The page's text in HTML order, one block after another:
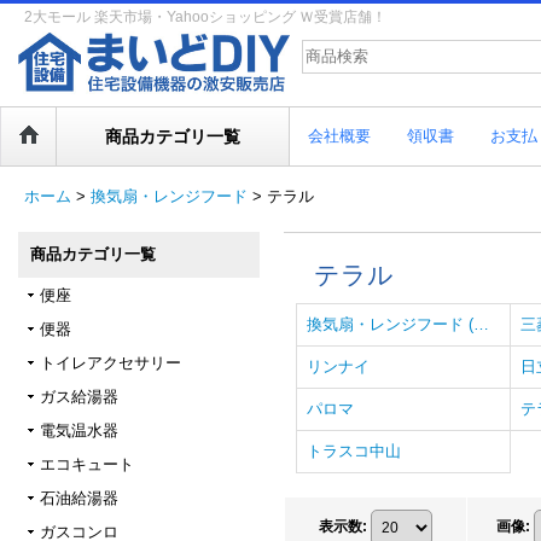
2大モール 楽天市場・Yahooショッピング Ｗ受賞店舗！
商品カテゴリ一覧 会社概要 領収書 お支
ホーム > 換気扇・レンジフード > テラル
商品カテゴリ一覧
便座
便器
トイレアクセサリー
ガス給湯器
電気温水器
エコキュート
石油給湯器
ガスコンロ
テラル
換気扇・レンジフード (全商品) 三
リンナイ 日
パロマ テ
トラスコ中山
表示数: 画像: